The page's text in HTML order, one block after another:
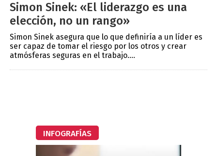
Simon Sinek: «El liderazgo es una
elección, no un rango»
Simon Sinek asegura que lo que definiría a un líder es
ser capaz de tomar el riesgo por los otros y crear
atmósferas seguras en el trabajo....
INFOGRAFÍAS